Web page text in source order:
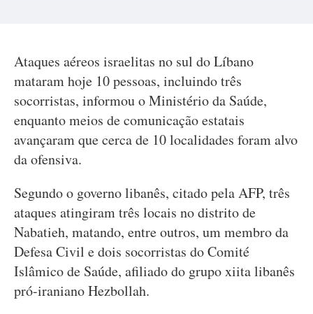
Ataques aéreos israelitas no sul do Líbano
mataram hoje 10 pessoas, incluindo três
socorristas, informou o Ministério da Saúde,
enquanto meios de comunicação estatais
avançaram que cerca de 10 localidades foram alvo
da ofensiva.
Segundo o governo libanês, citado pela AFP, três
ataques atingiram três locais no distrito de
Nabatieh, matando, entre outros, um membro da
Defesa Civil e dois socorristas do Comité
Islâmico de Saúde, afiliado do grupo xiita libanês
pró-iraniano Hezbollah.